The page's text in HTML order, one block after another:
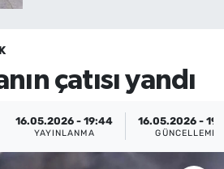
çatısı yandı
16.05.2026 - 19:44
YAYINLANMA
16.05.2026 -
GÜNCELLEME